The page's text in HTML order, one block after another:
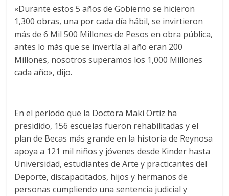
«Durante estos 5 años de Gobierno se hicieron
1,300 obras, una por cada día hábil, se invirtieron
más de 6 Mil 500 Millones de Pesos en obra pública,
antes lo más que se invertía al año eran 200
Millones, nosotros superamos los 1,000 Millones
cada año», dijo.
En el período que la Doctora Maki Ortiz ha
presidido, 156 escuelas fueron rehabilitadas y el
plan de Becas más grande en la historia de Reynosa
apoya a 121 mil niños y jóvenes desde Kinder hasta
Universidad, estudiantes de Arte y practicantes del
Deporte, discapacitados, hijos y hermanos de
personas cumpliendo una sentencia judicial y